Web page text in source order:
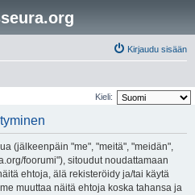
Kirjaudu sisään
Kieli:
(jälkeenpäin "me", "meitä", "meidän",
foorumi"), sitoudut noudattamaan
ehtoja, älä rekisteröidy ja/tai käytä
muuttaa näitä ehtoja koska tahansa ja